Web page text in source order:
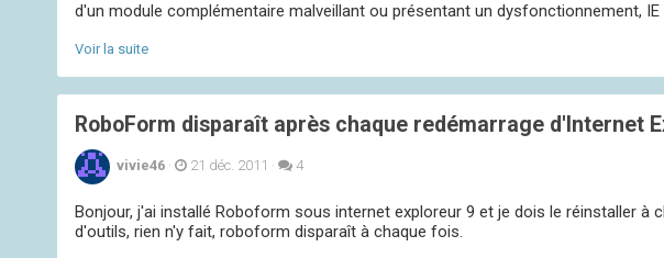
d'un module complémentaire malveillant ou présentant un dysfonctionnement,
Voir la suite
RoboForm disparaît après chaque redémarrage d'Internet
vivie46 · 21 déc. 2011 · 4
Bonjour, j'ai installé Roboform sous internet exploreur 9 et je dois le réinstaller à
d'outils, rien n'y fait, roboform disparaît à chaque fois.